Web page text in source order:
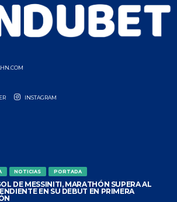
INSTAGRAM
NOTICIAS PORTADA
DE MESSINITI, MARATHÓN SUPERA AL
EN SU DEBUT EN PRIMERA